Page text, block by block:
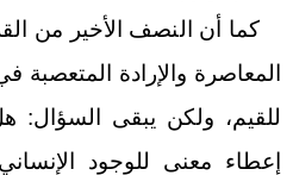
كما أن النصف الأخير من
المعاصرة والإرادة
للقيم، ولكن يبقى السؤال:
إعطاء معنى للوجود